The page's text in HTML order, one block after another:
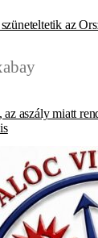
az
aszály miatt